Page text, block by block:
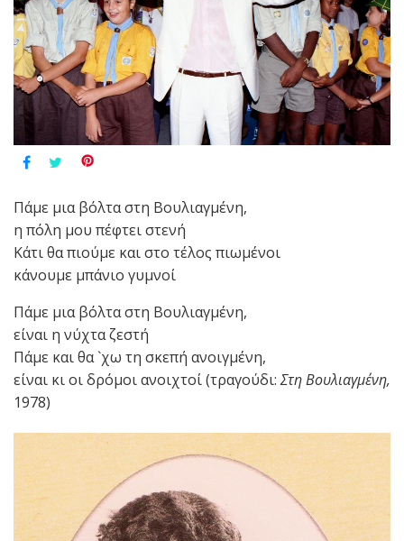
Πάμε μια βόλτα στη Βουλιαγμένη,
η πόλη μου πέφτει στενή
Κάτι θα πιούμε και στο τέλος πιωμένοι
κάνουμε μπάνιο γυμνοί
Πάμε μια βόλτα στη Βουλιαγμένη,
είναι η νύχτα ζεστή
Πάμε και θα `χω τη σκεπή ανοιγμένη,
είναι κι οι δρόμοι ανοιχτοί (τραγούδι:Στη Βουλιαγμένη,
1978)